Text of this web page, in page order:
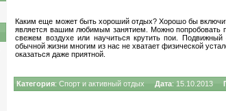
Каким еще может быть хороший отдых? Хорошо бы
является вашим любимым занятием. Можно попробовать
свежем воздухе или научиться крутить пои.
обычной жизни многим из нас не хватает физической
оказаться даже приятной.
Категория:Спорт и активный отдых Дата: 15.10.2013
Квартиры-